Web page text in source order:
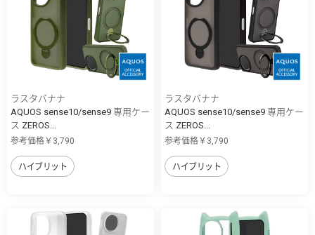
ラスタバナナ
AQUOS sense10/sense9 専用ケー
ス ZEROS...
参考価格￥3,790
ハイブリット
ラスタバナナ
AQUOS sense10/sense9 専用ケー
ス ZEROS...
参考価格￥3,790
ハイブリット